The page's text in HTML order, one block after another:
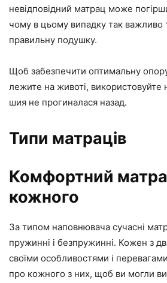
невідповідний матрац може
чому в цьому випадку так важливо
правильну подушку.
Щоб забезпечити оптимальну
лежите на животі,
шия не прогиналася назад.
Типи матраців
Комфортний
кожного
За типом наповнювача сучасні
пружинні і безпружинні. Кожен з
своїми особливостями і
про кожного з них, щоб ви могли